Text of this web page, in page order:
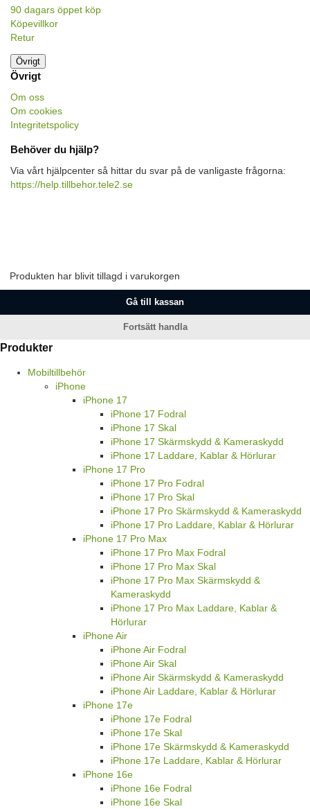
90 dagars öppet köp
Köpevillkor
Retur
Övrigt
Övrigt
Om oss
Om cookies
Integritetspolicy
Behöver du hjälp?
Via vårt hjälpcenter så hittar du svar på de vanligaste frågorna:
https://help.tillbehor.tele2.se
Produkten har blivit tillagd i varukorgen
Gå till kassan
Fortsätt handla
Produkter
Mobiltillbehör
iPhone
iPhone 17
iPhone 17 Fodral
iPhone 17 Skal
iPhone 17 Skärmskydd & Kameraskydd
iPhone 17 Laddare, Kablar & Hörlurar
iPhone 17 Pro
iPhone 17 Pro Fodral
iPhone 17 Pro Skal
iPhone 17 Pro Skärmskydd & Kameraskydd
iPhone 17 Pro Laddare, Kablar & Hörlurar
iPhone 17 Pro Max
iPhone 17 Pro Max Fodral
iPhone 17 Pro Max Skal
iPhone 17 Pro Max Skärmskydd &
Kameraskydd
iPhone 17 Pro Max Laddare, Kablar &
Hörlurar
iPhone Air
iPhone Air Fodral
iPhone Air Skal
iPhone Air Skärmskydd & Kameraskydd
iPhone Air Laddare, Kablar & Hörlurar
iPhone 17e
iPhone 17e Fodral
iPhone 17e Skal
iPhone 17e Skärmskydd & Kameraskydd
iPhone 17e Laddare, Kablar & Hörlurar
iPhone 16e
iPhone 16e Fodral
iPhone 16e Skal